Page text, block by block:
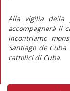
Alla vigilia della
accompagnerà il
incontriamo
Santiago de
cattolici di Cuba.